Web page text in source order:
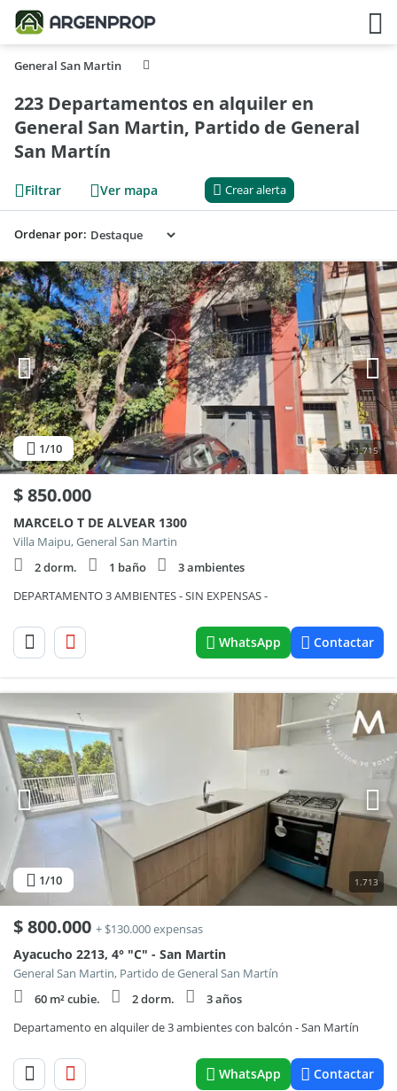
General San Martin
223 Departamentos en alquiler en
General San Martin, Partido de General
San Martín
Filtrar Ver mapa Crear alerta
Ordenar por:
1/10 1.715
$850.000
MARCELO T DE ALVEAR 1300
Villa Maipu, General San Martin
2 dorm.
1 baño
3 ambientes
DEPARTAMENTO 3 AMBIENTES - SIN EXPENSAS -
WhatsApp Contactar
1/10 1.713
$800.000 + $130.000 expensas
Ayacucho 2213, 4° "C" - San Martin
General San Martin, Partido de General San Martín
60 m² cubie.
2 dorm.
3 años
Departamento en alquiler de 3 ambientes con balcón - San Martín
WhatsApp Contactar